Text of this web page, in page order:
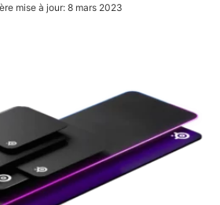
mise à jour: 8 mars 2023